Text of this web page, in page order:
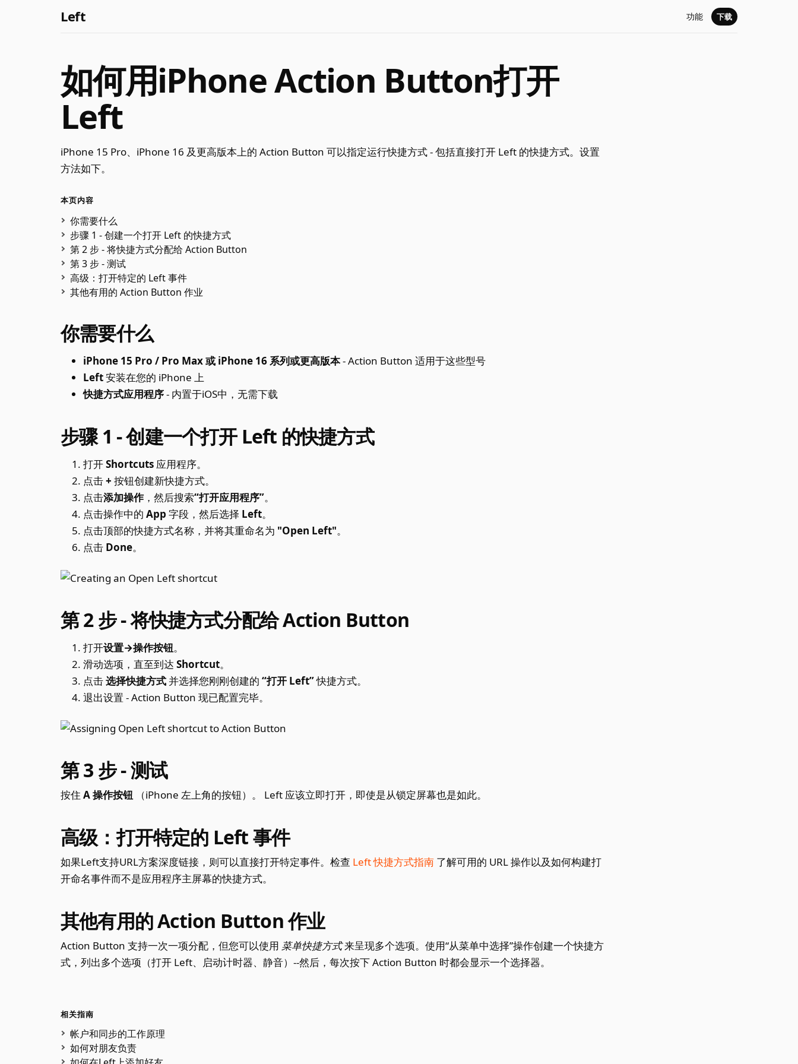
Left 功能 下载
如何用iPhone Action Button打开
Left
iPhone 15 Pro、iPhone 16 及更高版本上的 Action Button 可以指定运行快捷方式 - 包括直接打开 Left 的快捷方式。设置
方法如下。
本页内容
你需要什么
步骤 1 - 创建一个打开 Left 的快捷方式
第 2 步 - 将快捷方式分配给 Action Button
第 3 步 - 测试
高级：打开特定的 Left 事件
其他有用的 Action Button 作业
你需要什么
iPhone 15 Pro / Pro Max 或 iPhone 16 系列或更高版本- Action Button 适用于这些型号
Left安装在您的 iPhone 上
快捷方式应用程序- 内置于iOS中，无需下载
步骤 1 - 创建一个打开 Left 的快捷方式
打开Shortcuts 应用程序。
点击+ 按钮创建新快捷方式。
点击添加操作，然后搜索“打开应用程序”。
点击操作中的App 字段，然后选择 Left。
点击顶部的快捷方式名称，并将其重命名为 "Open Left"。
点击 Done。
第 2 步 - 将快捷方式分配给 Action Button
打开设置→操作按钮。
滑动选项，直至到达Shortcut。
点击选择快捷方式 并选择您刚刚创建的“打开 Left”快捷方式。
退出设置 - Action Button 现已配置完毕。
第 3 步 - 测试
按住 A 操作按钮 （iPhone 左上角的按钮）。 Left 应该立即打开，即使是从锁定屏幕也是如此。
高级：打开特定的 Left 事件
如果Left支持URL方案深度链接，则可以直接打开特定事件。检查 Left 快捷方式指南 了解可用的 URL 操作以及如何构建打
开命名事件而不是应用程序主屏幕的快捷方式。
其他有用的 Action Button 作业
Action Button 支持一次一项分配，但您可以使用 菜单快捷方式来呈现多个选项。使用“从菜单中选择”操作创建一个快捷方
式，列出多个选项（打开 Left、启动计时器、静音）--然后，每次按下 Action Button 时都会显示一个选择器。
相关指南
帐户和同步的工作原理
如何对朋友负责